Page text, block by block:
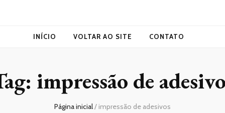
INÍCIO VOLTAR AO SITE CONTATO
impressão de
Página inicial/ impressão de adesivos